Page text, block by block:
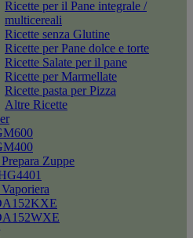
Ricette per il Pane integrale /
multicereali
Ricette senza Glutine
Ricette per Pane dolce e torte
Ricette Salate per il pane
Ricette per Marmellate
Ricette pasta per Pizza
Altre Ricette
Zuppe